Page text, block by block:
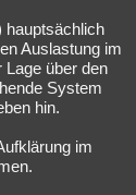
hauptsächlich
Auslastung im
Lage über den
System
hin.
im